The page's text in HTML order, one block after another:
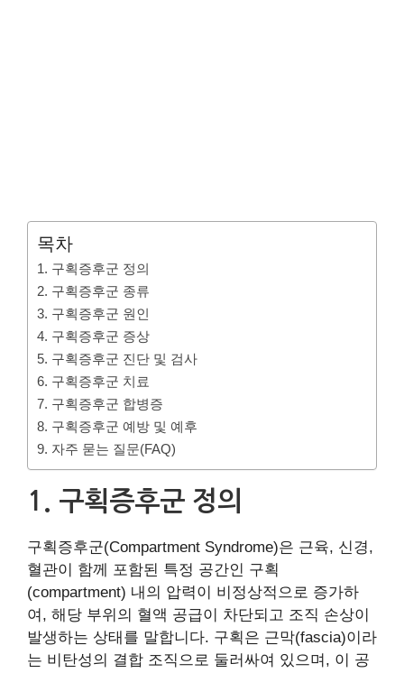
목차
1. 구획증후군 정의
2. 구획증후군 종류
3. 구획증후군 원인
4. 구획증후군 증상
5. 구획증후군 진단 및 검사
6. 구획증후군 치료
7. 구획증후군 합병증
8. 구획증후군 예방 및 예후
9. 자주 묻는 질문(FAQ)
1. 구획증후군 정의
구획증후군(Compartment Syndrome)은 근육, 신경,
혈관이 함께 포함된 특정 공간인 구획
(compartment) 내의 압력이 비정상적으로 증가하
여, 해당 부위의 혈액 공급이 차단되고 조직 손상이
발생하는 상태를 말합니다. 구획은 근막(fascia)이라
는 비탄성의 결합 조직으로 둘러싸여 있으며, 이 공